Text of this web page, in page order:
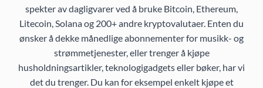
spekter av dagligvarer ved å bruke Bitcoin, Ethereum,
Litecoin, Solana og 200+ andre kryptovalutaer. Enten du
ønsker å dekke månedlige abonnementer for musikk- og
strømmetjenester, eller trenger å kjøpe
husholdningsartikler, teknologigadgets eller bøker, har vi
det du trenger. Du kan for eksempel enkelt kjøpe et